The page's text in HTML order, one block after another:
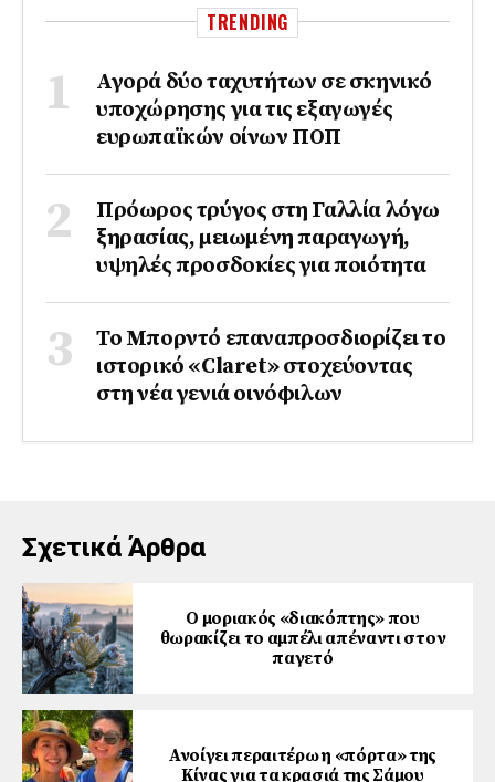
TRENDING
Αγορά δύο ταχυτήτων σε σκηνικό
υποχώρησης για τις εξαγωγές
ευρωπαϊκών οίνων ΠΟΠ
Πρόωρος τρύγος στη Γαλλία λόγω
ξηρασίας, μειωμένη παραγωγή,
υψηλές προσδοκίες για ποιότητα
Το Μπορντό επαναπροσδιορίζει το
ιστορικό «Claret» στοχεύοντας
στη νέα γενιά οινόφιλων
Σχετικά Άρθρα
Ο μοριακός «διακόπτης» που
θωρακίζει το αμπέλι απέναντι στον
παγετό
Ανοίγει περαιτέρω η «πόρτα» της
Κίνας για τα κρασιά της Σάμου